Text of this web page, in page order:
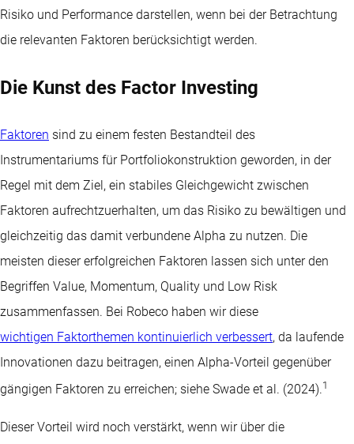
Risiko und Performance darstellen, wenn bei der Betrachtung
die relevanten Faktoren berücksichtigt werden.
Die Kunst des Factor Investing
Faktoren sind zu einem festen Bestandteil des
Instrumentariums für Portfoliokonstruktion geworden, in der
Regel mit dem Ziel, ein stabiles Gleichgewicht zwischen
Faktoren aufrechtzuerhalten, um das Risiko zu bewältigen und
gleichzeitig das damit verbundene Alpha zu nutzen. Die
meisten dieser erfolgreichen Faktoren lassen sich unter den
Begriffen Value, Momentum, Quality und Low Risk
zusammenfassen. Bei Robeco haben wir diese
wichtigen Faktorthemen kontinuierlich verbessert, da laufende
Innovationen dazu beitragen, einen Alpha-Vorteil gegenüber
gängigen Faktoren zu erreichen; siehe Swade et al. (2024).1
Dieser Vorteil wird noch verstärkt, wenn wir über die